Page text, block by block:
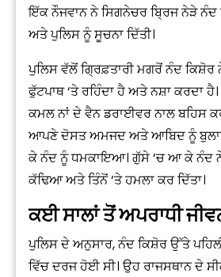
ਇੱਕ ਨੌਜਵਾਨ ਨੇ ਸਿਗਨੇਚਰ ਬ੍ਰਿਜ ਨੇੜੇ
ਅਤੇ ਪੁਲਿਸ ਨੂੰ ਸੂਚਨਾ ਦਿੱਤੀ।
ਪੁਲਿਸ ਵੱਲੋਂ ਗ੍ਰਿਫ਼ਤਾਰੀ ਮਗਰੋਂ ਨੰਦ
ਫੁੱਟਪਾਥ ‘ਤੇ ਰਹਿੰਦਾ ਹੈ ਅਤੇ ਨਸ਼ਾ ਕਰਦਾ
ਕਮਲ ਨਾਂ ਦੇ ਵੈਨ ਡਰਾਈਵਰ ਨਾਲ ਬਹਿਸ
ਆਪਣੇ ਦੋਸਤ ਅਮਜਦ ਅਤੇ ਆਬਿਦ ਨੂੰ
ਕੇ ਨੰਦ ਨੂੰ ਧਮਕਾਇਆ। ਗੁੱਸੇ ‘ਚ ਆ ਕੇ ਨੰਦ
ਕੱਢਿਆ ਅਤੇ ਤਿੰਨੋਂ ‘ਤੇ ਹਮਲਾ ਕਰ ਦਿੱਤਾ।
ਕਈ ਸਾਲਾਂ ਤੋਂ ਅਪਰਾਧੀ
ਪੁਲਿਸ ਦੇ ਅਨੁਸਾਰ, ਨੰਦ ਕਿਸ਼ੋਰ ਉੱਤੇ
ਵਿੱਚ ਦਰਜ ਹੋਈ ਸੀ। ਉਹ ਰਾਜਸਥਾਨ ਦੇ